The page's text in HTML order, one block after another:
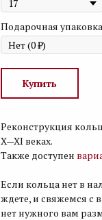
Подарочная упаковка
Купить
Реконструкция
X—XI веках.
Также доступен
Если кольца нет в
ждете, и свяжемся с
нет нужного вам